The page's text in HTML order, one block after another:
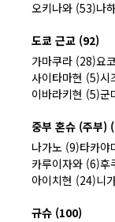
오키나와 (53)나
도쿄 근교 (92)
가마쿠라 (28)요
사이타마현 (5)시
이바라키현 (5)군
중부 혼슈 (주부)
나가노 (9)타카야
카루이자와 (6)후
아이치현 (24)니
규슈 (100)